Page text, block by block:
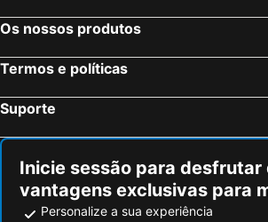
Os nossos produtos
Termos e políticas
Suporte
Inicie sessão para desfrutar
vantagens exclusivas para
Personalize a sua experiência